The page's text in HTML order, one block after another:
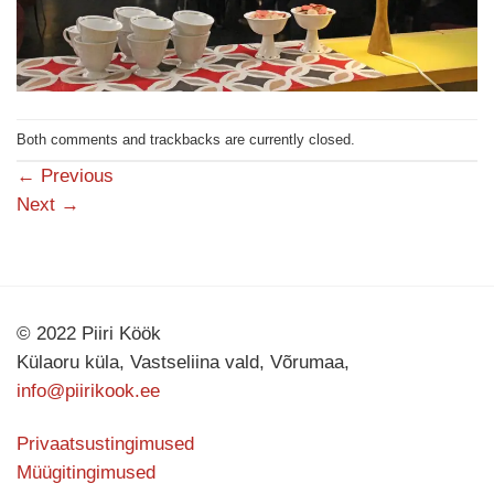
Both comments and trackbacks are currently closed.
← Previous
Next →
© 2022 Piiri Köök
Külaoru küla, Vastseliina vald, Võrumaa,
info@piirikook.ee
Privaatsustingimused
Müügitingimused